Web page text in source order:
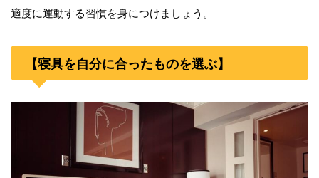
適度に運動する習慣を身につけましょう。
【寝具を自分に合ったものを選ぶ】